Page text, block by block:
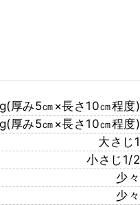
厚み5㎝×長さ10㎝程度)
厚み5㎝×長さ10㎝程度)
大さじ1
小さじ1/2
少々
少々